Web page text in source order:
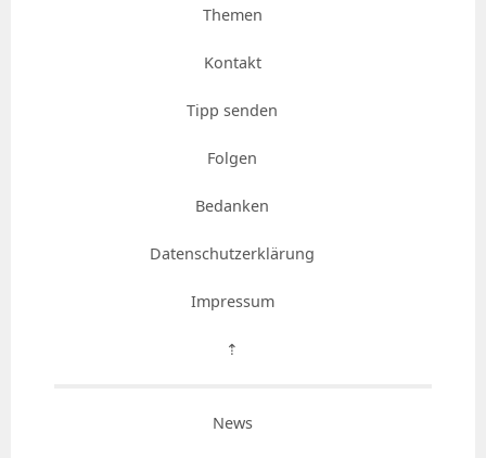
Themen
Kontakt
Tipp senden
Folgen
Bedanken
Datenschutzerklärung
Impressum
⇡
News